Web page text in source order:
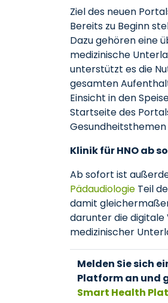
Ziel des neuen
Bereits zu Beginn
Dazu gehören eine
medizinische
unterstützt es die
gesamten
Einsicht in den
Startseite des
Klinik für HNO ab
Ab sofort ist
Pädaudiologie Teil
damit
darunter die digitale
medizinischer
Melden Sie sich
Platform an und
Smart Health